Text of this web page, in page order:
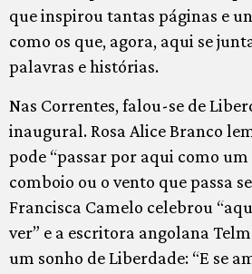
que inspirou tantas páginas e
como os que, agora, aqui se
palavras e histórias.
Nas Correntes, falou-se de
inaugural. Rosa Alice Branco
pode “passar por aqui como um
comboio ou o vento que passa
Francisca Camelo celebrou
ver” e a escritora angolana
um sonho de Liberdade: “E se